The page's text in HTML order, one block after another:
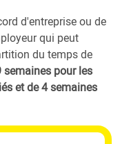
d'entreprise ou de
qui peut
du temps de
semaines pour les
et de 4 semaines